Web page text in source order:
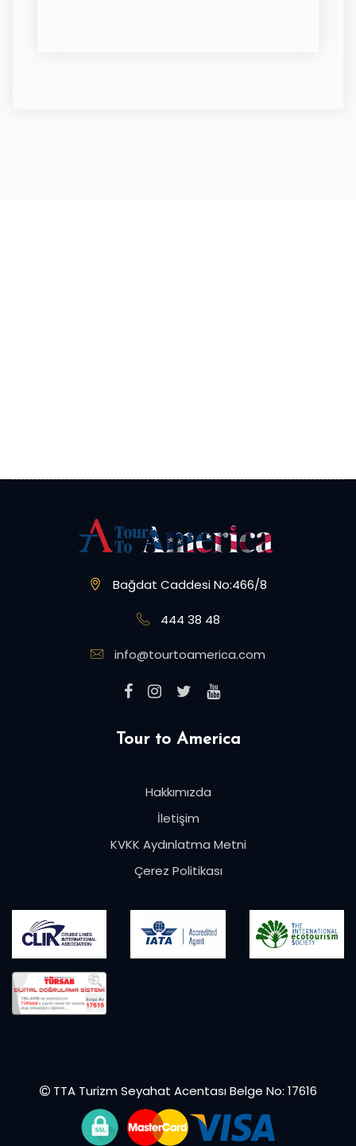
Bağdat Caddesi No:466/8
444 38 48
info@tourtoamerica.com
Tour to America
Hakkımızda
İletişim
KVKK Aydınlatma Metni
Çerez Politikası
TTA Turizm Seyahat Acentası Belge No: 17616